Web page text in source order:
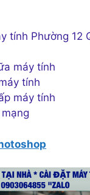
tính Phường 12
máy tính
tính
máy tính